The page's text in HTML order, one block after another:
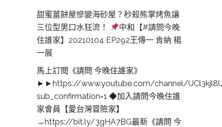
甜蜜薑餅屋慘變海砂屋？秒殺熊掌烤魚讓
三位型男口水狂流！
中和【#請問今晚
住誰家】20210104 EP292王傳一 肯納 楊
一展
馬上訂閱《請問 今晚住誰家》
►►https://www.youtube.com/channel/
sub_confirmation=1 ◆加入請問今晚住誰
家會員【愛台灣冒險家】
→https://bit.ly/3gHA7BG最新《請問 今